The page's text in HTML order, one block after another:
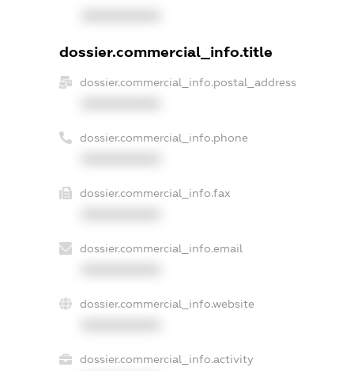
dossier.commercial_info.title
dossier.commercial_info.postal_address
dossier.commercial_info.phone
dossier.commercial_info.fax
dossier.commercial_info.email
dossier.commercial_info.website
dossier.commercial_info.activity